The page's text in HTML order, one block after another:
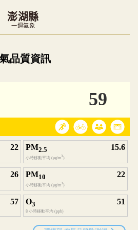
澎湖縣
一週氣象
具為視覺預覽，完整即時空